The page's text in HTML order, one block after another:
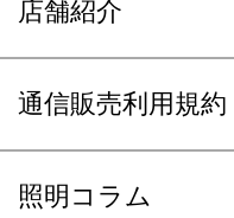
店舗紹介
通信販売利用規約
照明コラム